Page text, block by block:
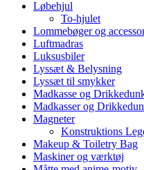
Løbehjul
To-hjulet
Lommebøger og
Luftmadras
Luksusbiler
Lyssæt & Belysning
Lyssæt til smykker
Madkasse og
Madkasser og
Magneter
Konstruktions
Makeup & Toiletry Bag
Maskiner og værktøj